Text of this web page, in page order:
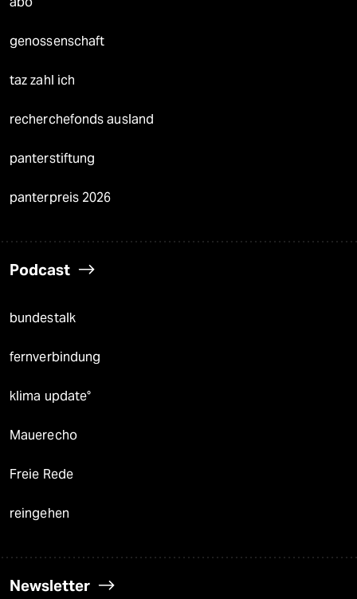
genossenschaft
taz zahl ich
recherchefonds ausland
panterstiftung
panterpreis 2026
Podcast
bundestalk
fernverbindung
klima update°
Mauerecho
Freie Rede
reingehen
Newsletter